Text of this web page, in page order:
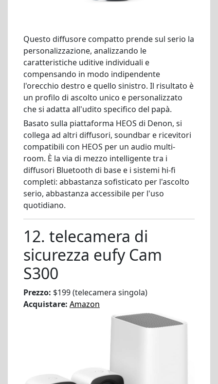
Questo diffusore compatto prende sul serio la
personalizzazione, analizzando le
caratteristiche uditive individuali e
compensando in modo indipendente
l'orecchio destro e quello sinistro. Il risultato è
un profilo di ascolto unico e personalizzato
che si adatta all'udito specifico del papà.
Basato sulla piattaforma HEOS di Denon, si
collega ad altri diffusori, soundbar e ricevitori
compatibili con HEOS per un audio multi-
room. È la via di mezzo intelligente tra i
diffusori Bluetooth di base e i sistemi hi-fi
completi: abbastanza sofisticato per l'ascolto
serio, abbastanza accessibile per l'uso
quotidiano.
12. telecamera di
sicurezza eufy Cam
S300
Prezzo: $199 (telecamera singola)
Acquistare: Amazon